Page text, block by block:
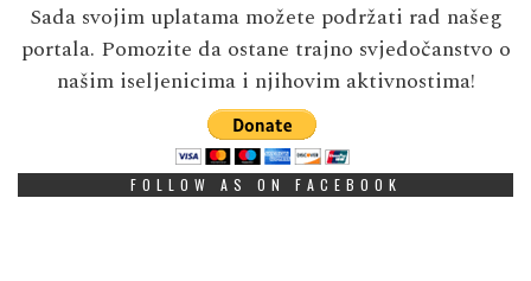
Sada svojim uplatama možete podržati rad našeg
portala. Pomozite da ostane trajno svjedočanstvo o
našim iseljenicima i njihovim aktivnostima!
FOLLOW AS ON FACEBOOK